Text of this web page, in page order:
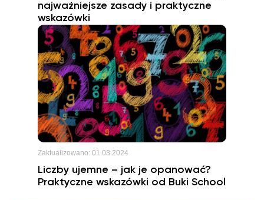
najważniejsze zasady i praktyczne
wskazówki
Zaktualizowano: 01.03.2024
Liczby ujemne – jak je opanować?
Praktyczne wskazówki od Buki School